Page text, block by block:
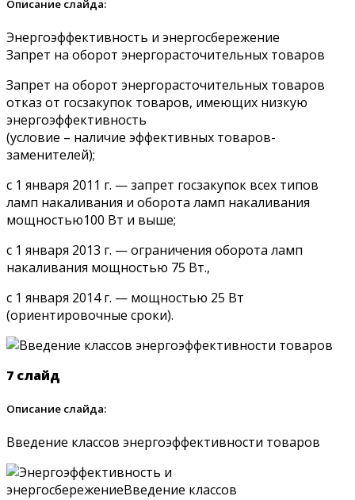
Описание слайда:
Энергоэффективность и энергосбережение
Запрет на оборот энергорасточительных товаров
Запрет на оборот энергорасточительных товаров
отказ от госзакупок товаров, имеющих низкую
энергоэффективность
(условие – наличие эффективных товаров-
заменителей);
с 1 января 2011 г. — запрет госзакупок всех типов
ламп накаливания и оборота ламп накаливания
мощностью100 Вт и выше;
с 1 января 2013 г. — ограничения оборота ламп
накаливания мощностью 75 Вт.,
с 1 января 2014 г. — мощностью 25 Вт
(ориентировочные сроки).
7 слайд
Описание слайда:
Введение классов энергоэффективности товаров